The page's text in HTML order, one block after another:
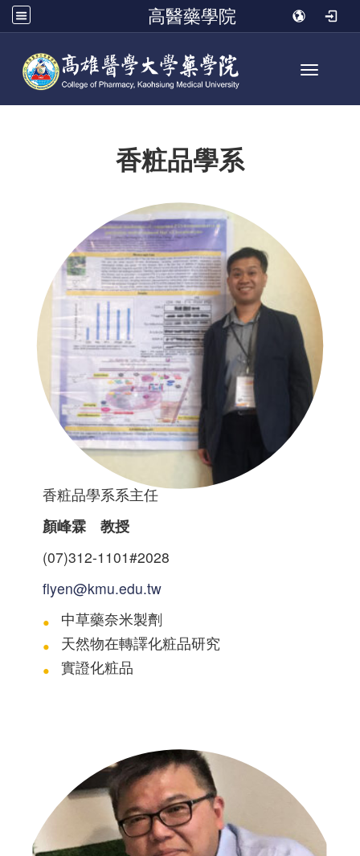
高醫藥學院
Toggle
香粧品學系
香粧品學系系主任
顏峰霖 教授
(07)312-1101#2028
flyen@kmu.edu.tw
中草藥奈米製劑
天然物在轉譯化粧品研究
實證化粧品